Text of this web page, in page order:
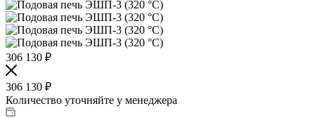
306 130 ₽
306 130 ₽
Количество уточняйте у менеджера